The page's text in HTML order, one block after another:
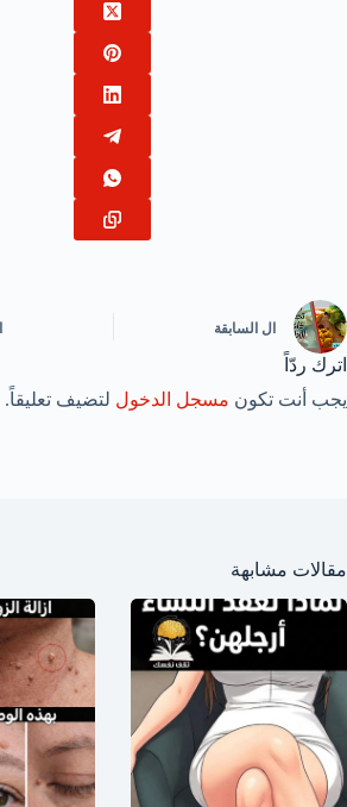
ال السابقة
اترك ردّاً
يجب أنت تكون مسجل الدخول لتضيف تعليقاً.
مقالات مشابهة